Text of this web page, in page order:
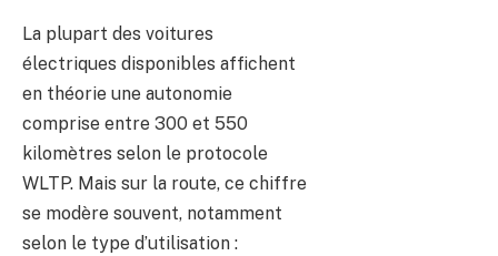
La plupart des voitures
électriques disponibles affichent
en théorie une autonomie
comprise entre 300 et 550
kilomètres selon le protocole
WLTP. Mais sur la route, ce chiffre
se modère souvent, notamment
selon le type d’utilisation :